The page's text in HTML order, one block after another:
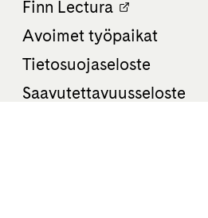
Finn Lectura
Avoimet työpaikat
Tietosuojaseloste
Saavutettavuusseloste